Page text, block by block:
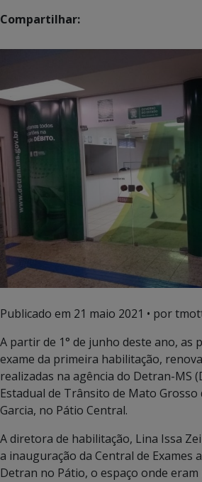
Compartilhar:
Publicado em 21 maio 2021 • por
A partir de 1° de junho deste ano, as
exame da primeira habilitação,
realizadas na agência do Detran-MS
Estadual de Trânsito de Mato Grosso
Garcia, no Pátio Central.
A diretora de habilitação, Lina Issa
a inauguração da Central de Exames
Detran no Pátio, o espaço onde eram